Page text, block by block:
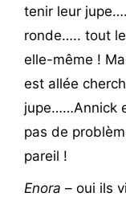
tenir leur
ronde….. tout
elle-même !
est allée
jupe……Annick
pas de
pareil !
Enora – oui ils